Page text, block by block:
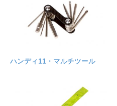
ハンディ11・マルチツール